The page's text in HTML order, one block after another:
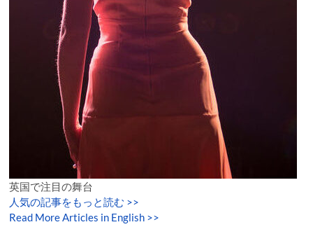
英国で注目の舞台
人気の記事をもっと読む >>
Read More Articles in English >>